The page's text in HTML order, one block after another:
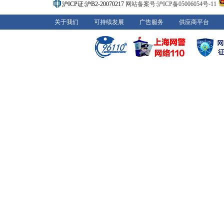
沪ICP证:沪B2-20070217 网站备案号:沪ICP备05006054号-11
关于我们 可持续发展 广告服务 供应商平台